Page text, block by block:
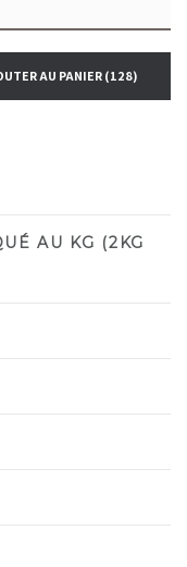
AU PANIER(128)
AU KG (2KG